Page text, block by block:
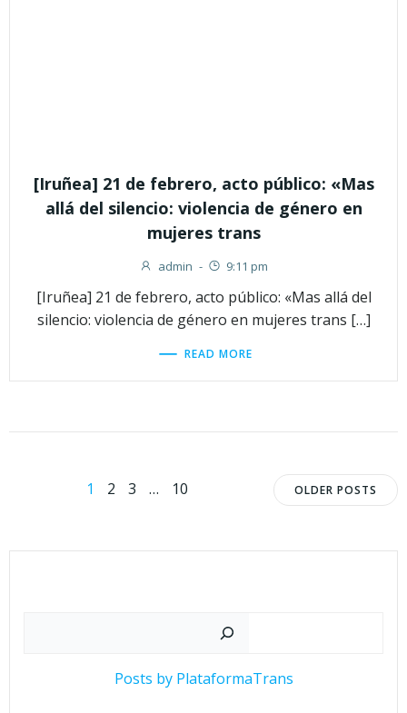
[Iruñea] 21 de febrero, acto público: «Mas
allá del silencio: violencia de género en
mujeres trans
admin - 9:11 pm
[Iruñea] 21 de febrero, acto público: «Mas allá del
silencio: violencia de género en mujeres trans […]
READ MORE
Navegación
por
Página
1 Página
2 Página
3 … Página
10
por
OLDER POSTS
Posts by PlataformaTrans